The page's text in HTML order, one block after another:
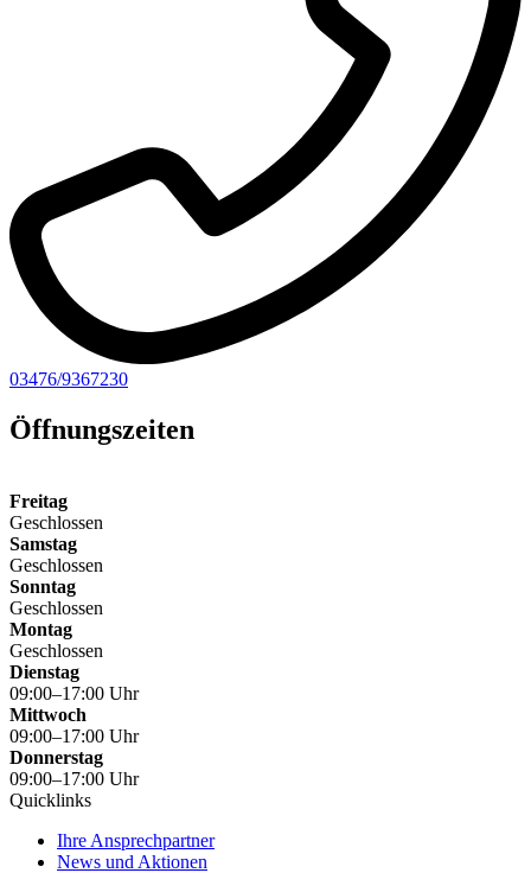
03476/9367230
Öffnungszeiten
Freitag
Geschlossen
Samstag
Geschlossen
Sonntag
Geschlossen
Montag
Geschlossen
Dienstag
09:00–17:00 Uhr
Mittwoch
09:00–17:00 Uhr
Donnerstag
09:00–17:00 Uhr
Quicklinks
Ihre Ansprechpartner
News und Aktionen